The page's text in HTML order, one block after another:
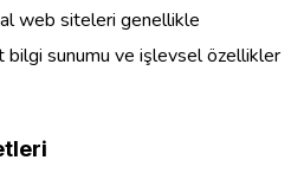
web siteleri genellikle
bilgi sunumu ve işlevsel özellikler